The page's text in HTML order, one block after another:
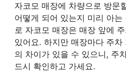
자코모 매장에 차량으로 방문
어떻게 되어 있는지 미리 아는
로 자코모 매장은 매장 앞에
있어요. 하지만 매장마다 주차
의 차이가 있을 수 있으니, 주
드시 확인하고 가세요.